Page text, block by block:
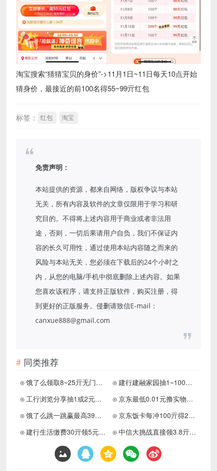
淘宝搜索“猜猜宝贝的身价”->11月1日~11日每天10点开始
猜身价，最接近的前100名得55~99亓红包
标签： 红包 淘宝
免责声明：
本站提供的资源，都来自网络，版权争议与本站
无关，所有内容及软件的文章仅限用于学习和研
究目的。不得将上述内容用于商业或者非法用
途，否则，一切后果请用户自负，我们不保证内
容的长久可用性，通过使用本站内容随之而来的
风险与本站无关，您必须在下载后的24个小时之
内，从您的电脑/手机中彻底删除上述内容。如果
您喜欢该程序，请支持正版软件，购买注册，得
到更好的正版服务。侵删请致信E-mail：
canxue888@gmail.com
同类推荐
饿了么领取8~25亓无门槛红包
建行建融家园抽1~100元立减金
工行浏览分享抽1或2元立减金
京东最低0.01元撸实物包邮
饿了么跳一跳赢最高39元免单
京东饭卡每冲100亓得20亓券
建行生活缴费30亓领5元立减金
中信大挑战直接领3.8亓立减金